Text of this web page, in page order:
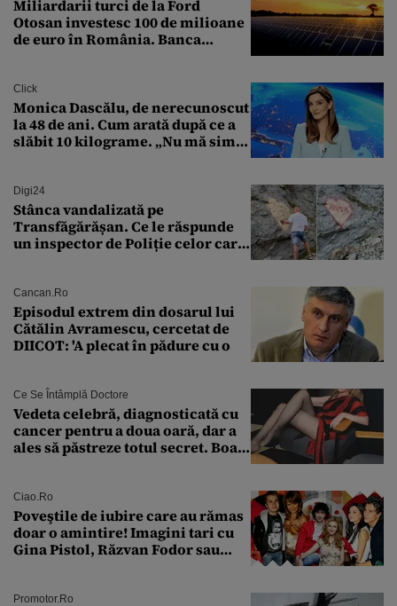
Miliardarii turci de la Ford
Otosan investesc 100 de milioane
de euro în România. Banca
Click
Monica Dascălu, de nerecunoscut
la 48 de ani. Cum arată după ce a
slăbit 10 kilograme. „Nu mă simt
Digi24
Stânca vandalizată pe
Transfăgărășan. Ce le răspunde
un inspector de Poliție celor care
Cancan.ro
Episodul extrem din dosarul lui
Cătălin Avramescu, cercetat de
DIICOT: 'A plecat în pădure cu o
Ce Se Întâmplă Doctore
Vedeta celebră, diagnosticată cu
cancer pentru a doua oară, dar a
ales să păstreze totul secret. Boala
Ciao.ro
Poveştile de iubire care au rămas
doar o amintire! Imagini tari cu
Gina Pistol, Răzvan Fodor sau
Promotor.ro